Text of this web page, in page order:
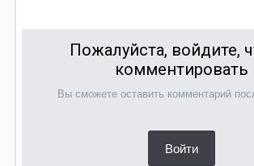
Пожалуйста, войдите,
комментировать
Вы сможете оставить комментарий
Войти